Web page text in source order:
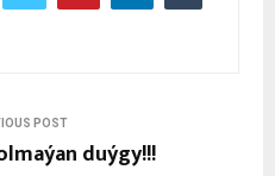
POST
duýgy!!!